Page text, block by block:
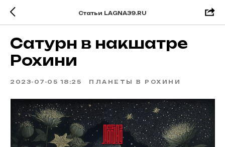
Статьи LAGNA39.RU
Сатурн в накшатре
Рохини
2023-07-05 18:25 ПЛАНЕТЫ В РОХИНИ